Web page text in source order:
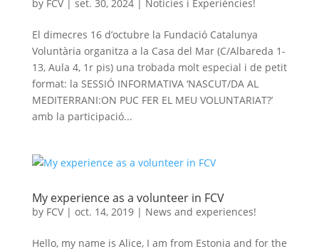
by FCV| set. 30, 2024| Noticies i Experiències!
El dimecres 16 d’octubre la Fundació Catalunya
Voluntària organitza a la Casa del Mar (C/Albareda 1-
13, Aula 4, 1r pis) una trobada molt especial i de petit
format: la SESSIÓ INFORMATIVA ‘NASCUT/DA AL
MEDITERRANI:ON PUC FER EL MEU VOLUNTARIAT?’
amb la participació...
My experience as a volunteer in FCV
by FCV| oct. 14, 2019| News and experiences!
Hello, my name is Alice, I am from Estonia and for the